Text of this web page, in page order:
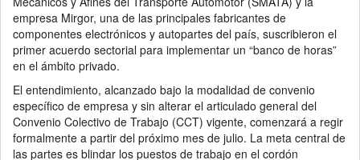
empresa Mirgor, una de las principales fabricantes de
componentes electrónicos y autopartes del país, suscribieron el
primer acuerdo sectorial para implementar un “banco de horas”
en el ámbito privado.
El entendimiento, alcanzado bajo la modalidad de convenio
específico de empresa y sin alterar el articulado general del
Convenio Colectivo de Trabajo (CCT) vigente, comenzará a regir
formalmente a partir del próximo mes de julio. La meta central de
las partes es blindar los puestos de trabajo en el cordón